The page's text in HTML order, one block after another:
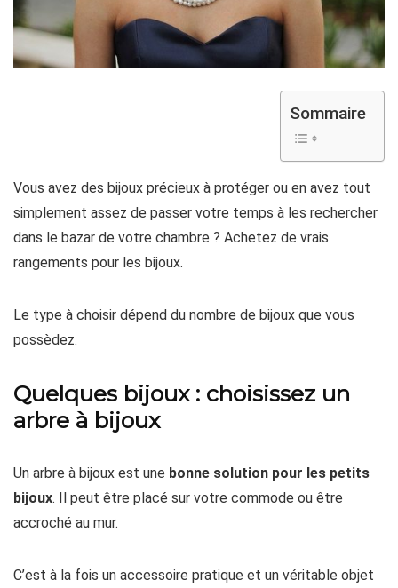
Sommaire
Vous avez des bijoux précieux à protéger ou en avez tout
simplement assez de passer votre temps à les rechercher
dans le bazar de votre chambre ? Achetez de vrais
rangements pour les bijoux.
Le type à choisir dépend du nombre de bijoux que vous
possèdez.
Quelques bijoux : choisissez un
arbre à bijoux
Un arbre à bijoux est une bonne solution pour les petits
bijoux. Il peut être placé sur votre commode ou être
accroché au mur.
C’est à la fois un accessoire pratique et un véritable objet